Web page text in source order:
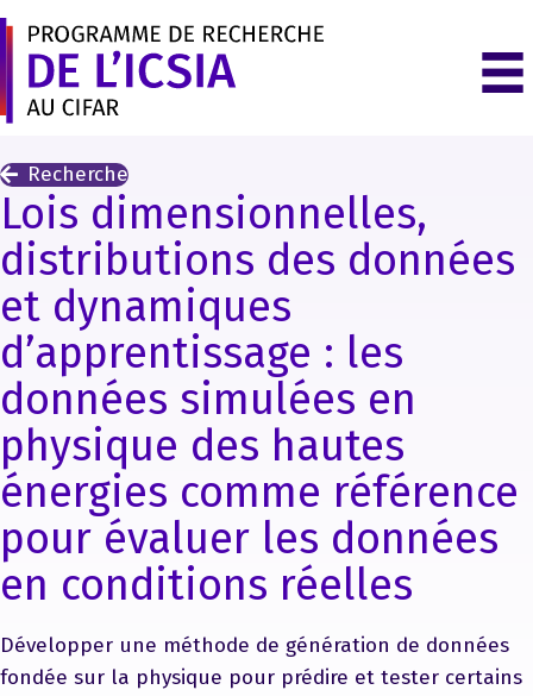
Recherche
Lois dimensionnelles,
distributions des données
et dynamiques
d’apprentissage : les
données simulées en
physique des hautes
énergies comme référence
pour évaluer les données
en conditions réelles
Développer une méthode de génération de données
fondée sur la physique pour prédire et tester certains